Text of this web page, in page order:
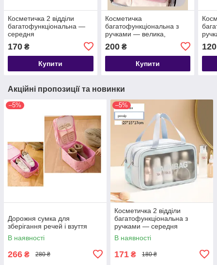
Косметичка 2 відділи
багатофункціональна —
середня
170 ₴
Купити
Косметичка
багатофункціональна з
ручками — велика,
200₴
Купити
120
Акційні пропозиції та новинки
–5%
Дорожня сумка для
зберігання речей і взуття
В наявності
266 ₴ 280 ₴
–5%
Косметичка 2 відділи
багатофункціональна з
ручками — середня
В наявності
171 ₴ 180 ₴